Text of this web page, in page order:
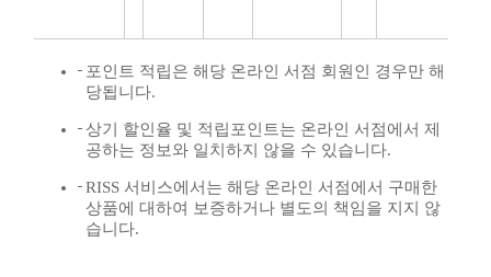
포인트 적립은 해당 온라인 서점 회원인 경우만 해
당됩니다.
상기 할인율 및 적립포인트는 온라인 서점에서 제
공하는 정보와 일치하지 않을 수 있습니다.
RISS 서비스에서는 해당 온라인 서점에서 구매한
상품에 대하여 보증하거나 별도의 책임을 지지 않
습니다.